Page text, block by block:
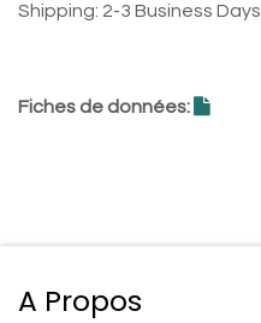
Shipping: 2-3 Business Days
Fiches de données:
A Propos